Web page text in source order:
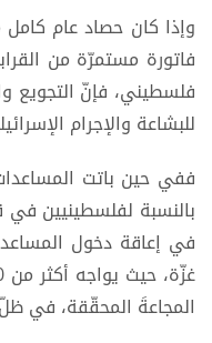
وإذا كان حصاد عام
فلسطيني، فإنّ التجويع
للبشاعة والإجرام
ففي حين باتت المساعدات
بالنسبة لفلسطينيين في
في إعاقة دخول
المجاعةَ المحقّقة، في